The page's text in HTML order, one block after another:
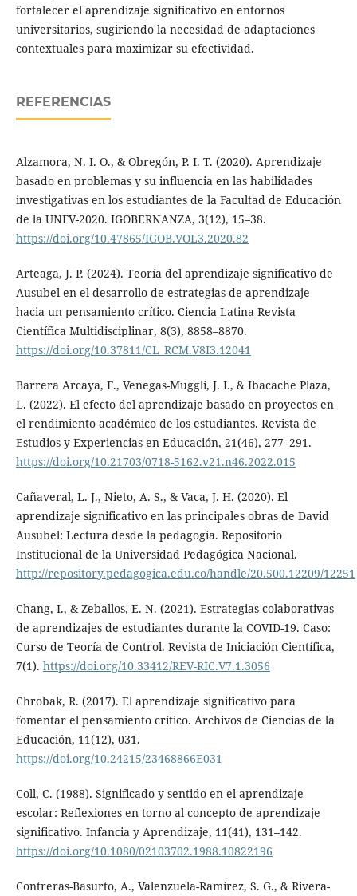
fortalecer el aprendizaje significativo en entornos
universitarios, sugiriendo la necesidad de adaptaciones
contextuales para maximizar su efectividad.
REFERENCIAS
Alzamora, N. I. O., & Obregón, P. I. T. (2020). Aprendizaje
basado en problemas y su influencia en las habilidades
investigativas en los estudiantes de la Facultad de Educación
de la UNFV-2020. IGOBERNANZA, 3(12), 15–38.
https://doi.org/10.47865/IGOB.VOL3.2020.82
Arteaga, J. P. (2024). Teoría del aprendizaje significativo de
Ausubel en el desarrollo de estrategias de aprendizaje
hacia un pensamiento crítico. Ciencia Latina Revista
Científica Multidisciplinar, 8(3), 8858–8870.
https://doi.org/10.37811/CL_RCM.V8I3.12041
Barrera Arcaya, F., Venegas-Muggli, J. I., & Ibacache Plaza,
L. (2022). El efecto del aprendizaje basado en proyectos en
el rendimiento académico de los estudiantes. Revista de
Estudios y Experiencias en Educación, 21(46), 277–291.
https://doi.org/10.21703/0718-5162.v21.n46.2022.015
Cañaveral, L. J., Nieto, A. S., & Vaca, J. H. (2020). El
aprendizaje significativo en las principales obras de David
Ausubel: Lectura desde la pedagogía. Repositorio
Institucional de la Universidad Pedagógica Nacional.
http://repository.pedagogica.edu.co/handle/20.500.12209/12251
Chang, I., & Zeballos, E. N. (2021). Estrategias colaborativas
de aprendizajes de estudiantes durante la COVID-19. Caso:
Curso de Teoría de Control. Revista de Iniciación Científica,
7(1). https://doi.org/10.33412/REV-RIC.V7.1.3056
Chrobak, R. (2017). El aprendizaje significativo para
fomentar el pensamiento crítico. Archivos de Ciencias de la
Educación, 11(12), 031.
https://doi.org/10.24215/23468866E031
Coll, C. (1988). Significado y sentido en el aprendizaje
escolar: Reflexiones en torno al concepto de aprendizaje
significativo. Infancia y Aprendizaje, 11(41), 131–142.
https://doi.org/10.1080/02103702.1988.10822196
Contreras-Basurto, A., Valenzuela-Ramírez, S. G., & Rivera-